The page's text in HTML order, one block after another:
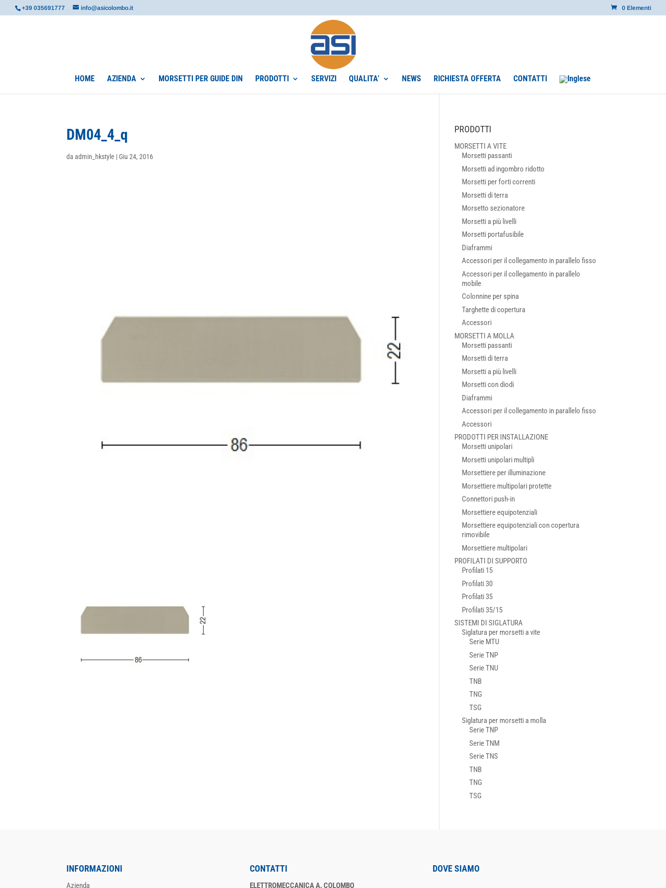
+39 035691777 info@asicolombo.it 0 Elementi
HOME AZIENDA MORSETTI PER GUIDE DIN PRODOTTI SERVIZI QUALITA’ NEWS RICHIESTA OFFERTA CONTATTI
DM04_4_q
daadmin_hkstyle |Giu 24, 2016
PRODOTTI
MORSETTI A VITE
Morsetti passanti
Morsetti ad ingombro ridotto
Morsetti per forti correnti
Morsetti di terra
Morsetto sezionatore
Morsetti a più livelli
Morsetti portafusibile
Diaframmi
Accessori per il collegamento in parallelo fisso
Accessori per il collegamento in parallelo
mobile
Colonnine per spina
Targhette di copertura
Accessori
MORSETTI A MOLLA
Morsetti passanti
Morsetti di terra
Morsetti a più livelli
Morsetti con diodi
Diaframmi
Accessori per il collegamento in parallelo fisso
Accessori
PRODOTTI PER INSTALLAZIONE
Morsetti unipolari
Morsetti unipolari multipli
Morsettiere per illuminazione
Morsettiere multipolari protette
Connettori push-in
Morsettiere equipotenziali
Morsettiere equipotenziali con copertura
rimovibile
Morsettiere multipolari
PROFILATI DI SUPPORTO
Profilati 15
Profilati 30
Profilati 35
Profilati 35/15
SISTEMI DI SIGLATURA
Siglatura per morsetti a vite
Serie MTU
Serie TNP
Serie TNU
TNB
TNG
TSG
Siglatura per morsetti a molla
Serie TNP
Serie TNM
Serie TNS
TNB
TNG
TSG
INFORMAZIONI
Azienda
CONTATTI
ELETTROMECCANICA A. COLOMBO
DOVE SIAMO